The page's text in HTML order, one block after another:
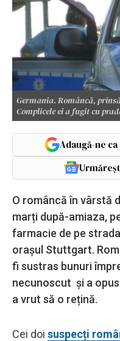
Germania. Româncă,
Complicele ei a fugit cu
Adaugă-ne
O româncă în vârstă
marți după-amiaza,
farmacie de pe
orașul Stuttgart.
fi sustras bunuri
necunoscut și a
a vrut să o rețină.
Cei doi suspecți